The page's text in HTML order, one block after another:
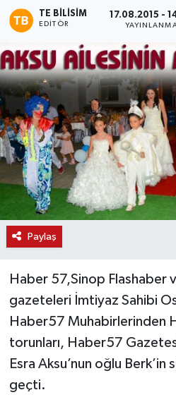
TE BILISIM
EDITÖR
17.08.2015 -
Paylaş
Haber 57,Sinop Flashaber
gazeteleri İmtiyaz Sahibi
Haber57 Muhabirlerinden
torunları, Haber57
Esra Aksu’nun oğlu
geçti.